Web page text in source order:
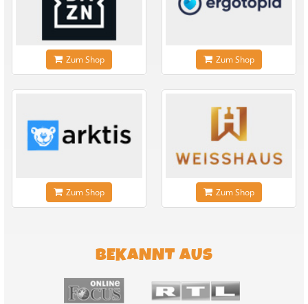
Zum Shop Zum Shop
Zum Shop Zum Shop
BEKANNT AUS